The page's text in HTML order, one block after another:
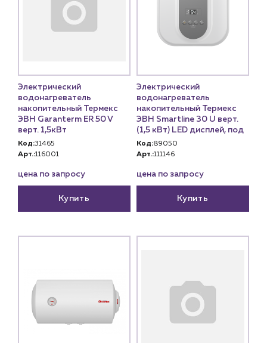
Электрический
водонагреватель
накопительный Термекс
ЭВН Garanterm ER 50 V
верт. 1,5кВт
Код:31465
Арт.:116001
цена по запросу
Купить
Электрический
водонагреватель
накопительный Термекс
ЭВН Smartline 30 U верт.
(1,5 кВт) LED дисплей, под
Код:89050
Арт.:111146
цена по запросу
Купить